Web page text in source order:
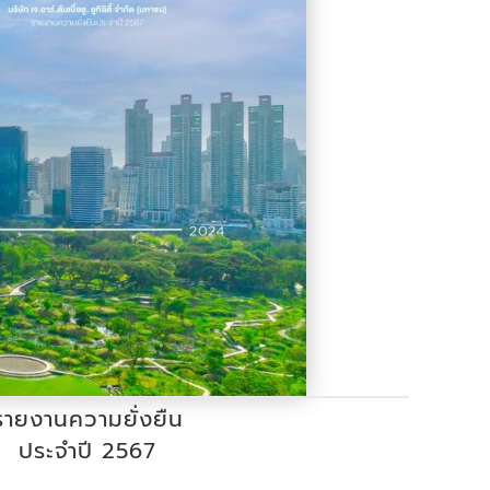
ยงานความยั่งยืน
ประจำปี 2567